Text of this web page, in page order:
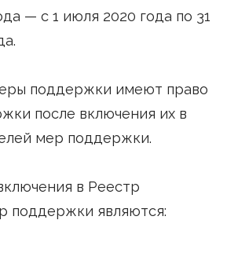
— с 1 июля 2020 года по 31
поддержки имеют право
после включения их в
мер поддержки.
в Реестр
поддержки являются: